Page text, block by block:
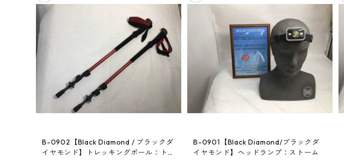
B-0902【Black Diamond / ブラックダ
イヤモンド】トレッキングポール：トレ
B-0901【Black Diamond/ブラックダ
イヤモンド】ヘッドランプ：ストーム